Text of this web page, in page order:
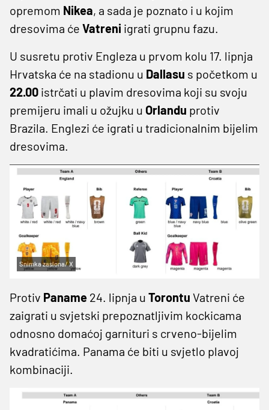
opremom Nikea, a sada je poznato i u kojim
dresovima će Vatreni igrati grupnu fazu.
U susretu protiv Engleza u prvom kolu 17. lipnja
Hrvatska će na stadionu u Dallasu s početkom u
22.00 istrčati u plavim dresovima koji su svoju
premijeru imali u ožujku u Orlandu protiv
Brazila. Englezi će igrati u tradicionalnim bijelim
dresovima.
Snimka zaslona/ X
Protiv Paname 24. lipnja u Torontu Vatreni će
zaigrati u svjetski prepoznatljivim kockicama
odnosno domaćoj garnituri s crveno-bijelim
kvadratićima. Panama će biti u svjetlo plavoj
kombinaciji.